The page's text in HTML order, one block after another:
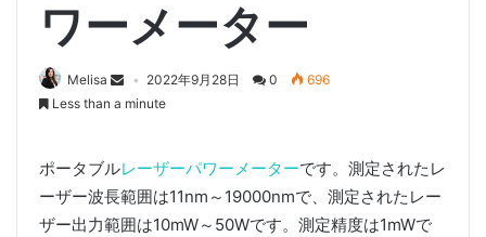
ワーメーター
Melisa 2022年9月28日 0
696
Less than a minute
ポータブルレーザーパワーメーターです。測定されたレ
ーザー波長範囲は11nm～19000nmで、測定されたレー
ザー出力範囲は10mW～50Wです。測定精度は1mWで